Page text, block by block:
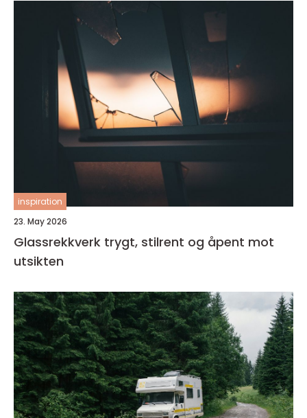
inspiration
23. May 2026
Glassrekkverk trygt, stilrent og åpent mot
utsikten